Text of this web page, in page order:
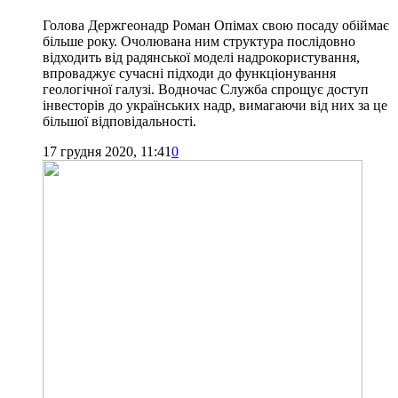
Голова Держгеонадр Роман Опімах свою посаду обіймає
більше року. Очолювана ним структура послідовно
відходить від радянської моделі надрокористування,
впроваджує сучасні підходи до функціонування
геологічної галузі. Водночас Служба спрощує доступ
інвесторів до українських надр, вимагаючи від них за це
більшої відповідальності.
17 грудня 2020, 11:410